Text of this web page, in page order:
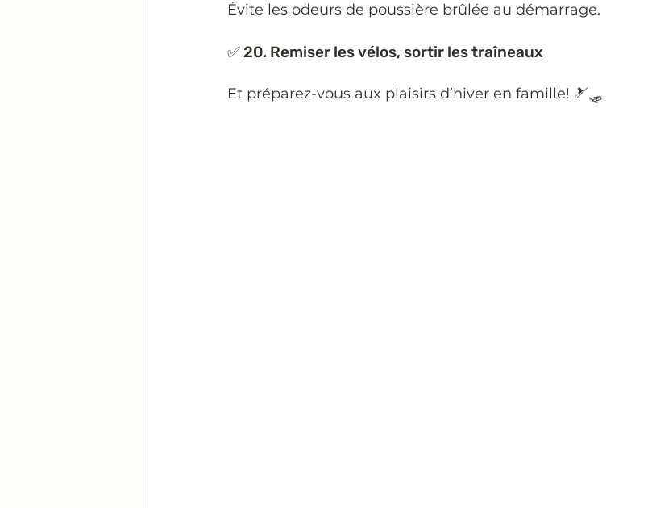
Évite les odeurs de poussière brûlée au démarrage.
✅ 20. Remiser les vélos, sortir les traîneaux
Et préparez-vous aux plaisirs d’hiver en famille! 🎿🛷